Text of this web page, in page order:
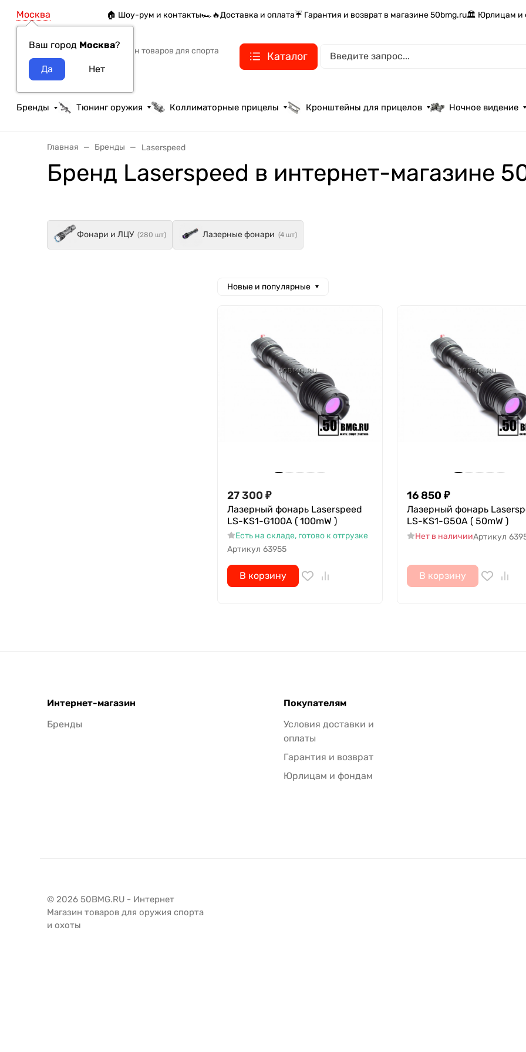
Москва
Ваш город Москва?
🏠 Шоу-рум и контакты🏎️🔥Доставка и оплата☔ Гарантия и возврат в магазине 50bmg.ru🏛️ Юрлицам и
Интернет-магазин товаров для спорта
тактики и охоты
Каталог
Бренды Тюнинг оружия Коллиматорные прицелы Кронштейны для прицелов Ночное видение
Главная Бренды Laserspeed
Бренд Laserspeed в интернет-магазине
Фонари и ЛЦУ(280 шт) Лазерные фонари (4 шт)
Новые и популярные
27 300 ₽
Лазерный фонарь Laserspeed
LS-KS1-G100A ( 100mW )
Есть на складе, готово к отгрузке
Артикул 63955
В корзину
16 850 ₽
Лазерный фонарь
LS-KS1-G50A ( 50mW )
Нет в наличииАртикул
В корзину
Интернет-магазин
Бренды
Покупателям
Условия доставки и
оплаты
Гарантия и возврат
Юрлицам и фондам
© 2026 50BMG.RU - Интернет
Магазин товаров для оружия спорта
и охоты